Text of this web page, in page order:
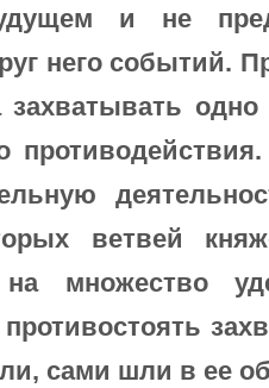
и не
него событий.
захватывать
ветвей
на множество
сами шли в ее